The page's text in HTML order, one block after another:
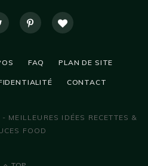
FAQ PLAN DE SITE
CONTACT
MEILLEURES IDÉES RECETTES &
FOOD